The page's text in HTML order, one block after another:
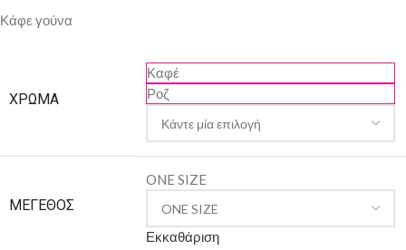
Κάφε γούνα
ΧΡΏΜΑ
Καφέ
Ροζ
ΜΈΓΕΘΟΣ
ONE SIZE
Εκκαθάριση